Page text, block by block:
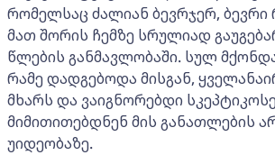
რომელსაც ძალიან ბევრჯერ, ბევრი
მათ შორის ჩემზე სრულიად
წლების განმავლობაში. სულ
რამე დადგებოდა მისგან,
მხარს და ვაიგნორებდი
მიმითითებდნენ მის განათლების
უიდეობაზე.